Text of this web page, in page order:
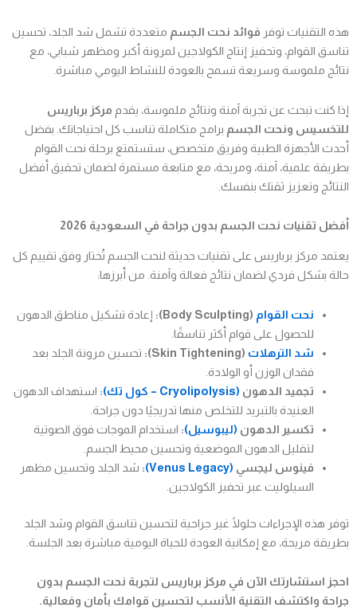
هذه التقنيات توفر فوائد نحت الجسم متعددة تشمل شد الجلد، تحسين
تناسق القوام، وتحفيز إنتاج الكولاجين لمرونة أكبر ومظهر شبابي، مع
نتائج ملموسة وسريعة تسمح بالعودة للنشاط اليومي مباشرة.
إذا كنت تبحث عن تجربة آمنة ونتائج ملموسة، يقدم مركز برباريس
للتخسيس ونحت الجسم برامج متكاملة تناسب كل احتياجاتك. بفضل
أحدث الأجهزة الطبية وفريق متخصص، ستستمتع برحلة نحت القوام
بطريقة علمية، آمنة، ومريحة، مع متابعة مستمرة لضمان تحقيق أفضل
النتائج وتعزيز ثقتك بنفسك.
أفضل تقنيات نحت الجسم بدون جراحة في السعودية 2026
يعتمد مركز برباريس على تقنيات حديثة لنحت الجسم تُختار وفق تقييم كل
حالة بشكل فردي لضمان نتائج فعالة وآمنة. من أبرزها:
نحت القوام (Body Sculpting):
إعادة تشكيل مناطق الدهون
للحصول على قوام أكثر تناسقًا.
شد الترهلات (Skin Tightening):
تحسين مرونة الجلد بعد
فقدان الوزن أو الولادة.
تجميد الدهون (Cryolipolysis – كول تك) : استهداف الدهون
العنيدة بالتبريد للتخلص منها تدريجيًا دون جراحة.
تكسير الدهون (ليبوسيل): استخدام الموجات فوق الصوتية
لتقليل الدهون الموضعية وتحسين محيط الجسم.
فينوس ليجسي (Venus Legacy)
: شد الجلد وتحسين مظهر
السيلوليت عبر تحفيز الكولاجين.
توفر هذه الإجراءات حلولًا غير جراحية لتحسين تناسق القوام وشد الجلد
بطريقة مريحة، مع إمكانية العودة للحياة اليومية مباشرة بعد الجلسة.
احجز استشارتك الآن في مركز برباريس لتجربة نحت الجسم بدون
جراحة واكتشف التقنية الأنسب لتحسين قوامك بأمان وفعالية.